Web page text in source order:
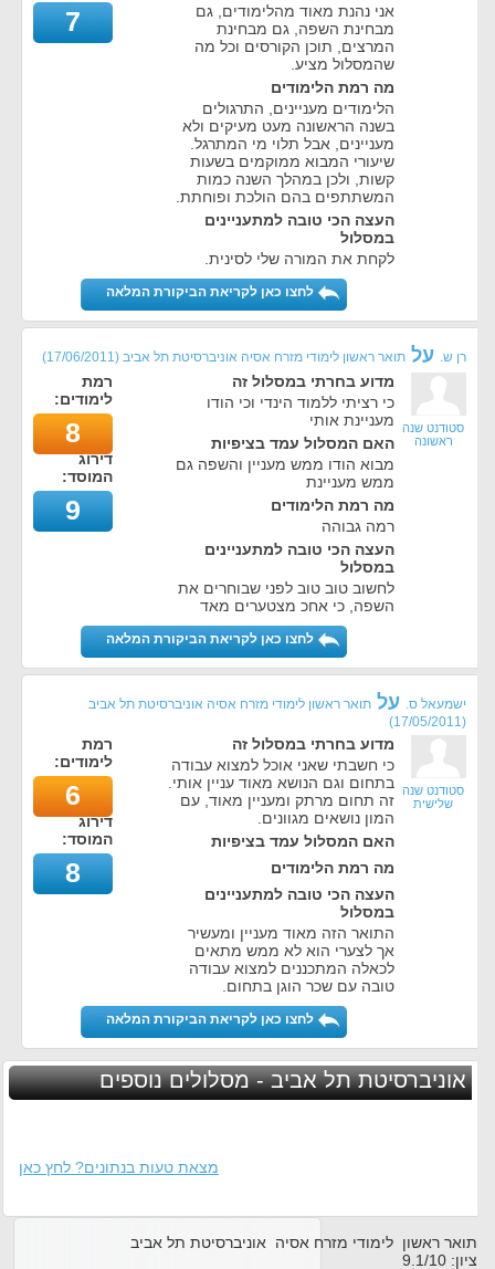
אני נהנת מאוד מהלימודים, גם
מבחינת השפה, גם מבחינת
המרצים, תוכן הקורסים וכל מה
שהמסלול מציע.
מה רמת הלימודים
הלימודים מעניינים, התרגולים
בשנה הראשונה מעט מעיקים ולא
מעניינים, אבל תלוי מי המתרגל.
שיעורי המבוא ממוקמים בשעות
קשות, ולכן במהלך השנה כמות
המשתתפים בהם הולכת ופוחתת.
העצה הכי טובה למתעניינים
במסלול
לקחת את המורה שלי לסינית.
7
לחצו כאן לקריאת הביקורת המלאה
רן ש. על תואר ראשון לימודי מזרח אסיה אוניברסיטת תל אביב (
17/06/2011
)
סטודנט שנה
ראשונה
מדוע בחרתי במסלול זה
כי רציתי ללמוד הינדי וכי הודו
מעניינת אותי
האם המסלול עמד בציפיות
מבוא הודו ממש מעניין והשפה גם
ממש מעניינת
מה רמת הלימודים
רמה גבוהה
העצה הכי טובה למתעניינים
במסלול
לחשוב טוב טוב לפני שבוחרים את
השפה, כי אחכ מצטערים מאד
רמת
לימודים:
8
דירוג
המוסד:
9
לחצו כאן לקריאת הביקורת המלאה
ישמעאל ס. על תואר ראשון לימודי מזרח אסיה אוניברסיטת תל אביב
(
17/05/2011
)
סטודנט שנה
שלישית
מדוע בחרתי במסלול זה
כי חשבתי שאני אוכל למצוא עבודה
בתחום וגם הנושא מאוד עניין אותי.
זה תחום מרתק ומעניין מאוד, עם
המון נושאים מגוונים.
האם המסלול עמד בציפיות
מה רמת הלימודים
העצה הכי טובה למתעניינים
במסלול
התואר הזה מאוד מעניין ומעשיר
אך לצערי הוא לא ממש מתאים
לכאלה המתכננים למצוא עבודה
טובה עם שכר הוגן בתחום.
רמת
לימודים:
6
דירוג
המוסד:
8
לחצו כאן לקריאת הביקורת המלאה
אוניברסיטת תל אביב - מסלולים נוספים
מצאת טעות בנתונים? לחץ כאן
תואר ראשון לימודי מזרח אסיה אוניברסיטת תל אביב
ציון:
9.1/10